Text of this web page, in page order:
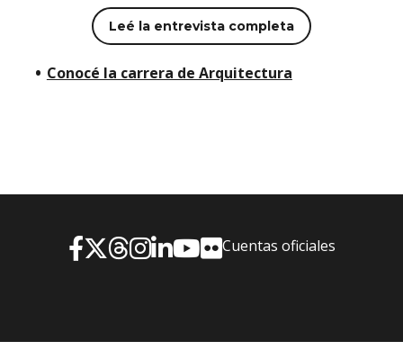
Leé la entrevista completa
Conocé la carrera de Arquitectura
Cuentas oficiales